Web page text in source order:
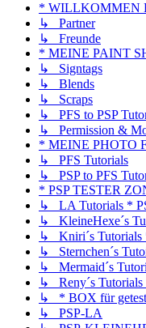
* WILLKOMMEN
↳ Partner
↳ Freunde
* MEINE PAINT
↳ Signtags
↳ Blends
↳ Scraps
↳ PFS to PSP
↳ Permission &
* MEINE PHOTO
↳ PFS Tutorials
↳ PSP to PFS
* PSP TESTER
↳ LA Tutorials *
↳ KleineHexe´s
↳ Kniri´s Tutorials
↳ Sternchen´s
↳ Mermaid´s
↳ Reny´s Tutorials
↳ * BOX für
↳ PSP-LA